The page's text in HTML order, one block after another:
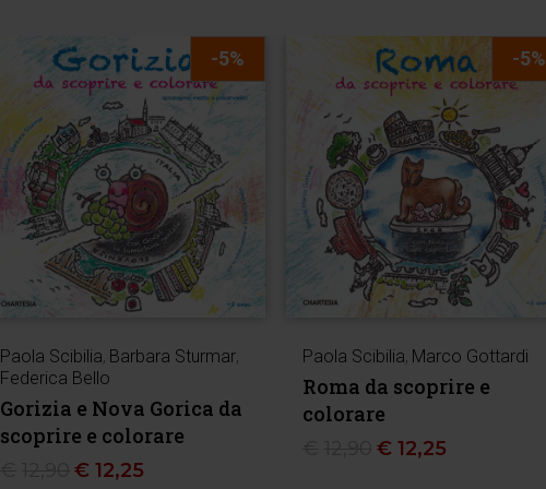
-5%
Paola Scibilia, Barbara Sturmar,
Federica Bello
Gorizia e Nova Gorica da
scoprire e colorare
€ 12,25
-5%
Paola Scibilia, Marco Gottardi
Roma da scoprire e
colorare
€ 12,25